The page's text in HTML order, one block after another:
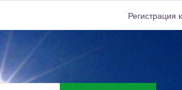
Регистрация